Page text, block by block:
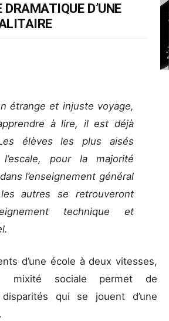
D’UNE
étrange et injuste voyage,
à lire, il est déjà
élèves les plus aisés
l’escale, pour la majorité
l’enseignement général
autres se retrouveront
technique et
d’une école à deux vitesses,
mixité sociale permet de
qui se jouent d’une